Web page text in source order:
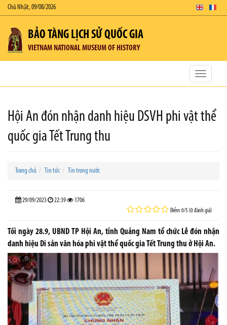
Chủ Nhật, 09/08/2026
BẢO TÀNG LỊCH SỬ QUỐC GIA
VIETNAM NATIONAL MUSEUM OF HISTORY
Toggle
Hội An đón nhận danh hiệu DSVH phi vật thể
quốc gia Tết Trung thu
Trang chủ Tin tức Tin trong nước
29/09/2023 22:39 1706
Điểm: 0/5 (0 đánh giá)
Tối ngày 28.9, UBND TP Hội An, tỉnh Quảng Nam tổ chức Lễ đón nhận
danh hiệu Di sản văn hóa phi vật thể quốc gia Tết Trung thu ở Hội An.